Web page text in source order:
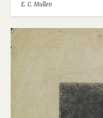
E. C. Mullen